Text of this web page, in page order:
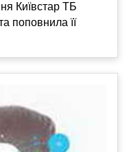
Київстар ТБ
поповнила її